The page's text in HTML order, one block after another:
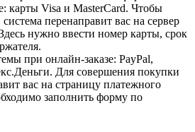
карты Visa и MasterCard. Чтобы
перенаправит вас на сервер
нужно ввести номер карты, срок
при онлайн-заказе: PayPal,
Для совершения покупки
вас на страницу платежного
заполнить форму по